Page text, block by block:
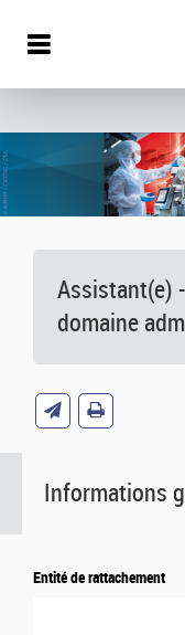
Assistant(e)
domaine
Informations
Entité de rattachement